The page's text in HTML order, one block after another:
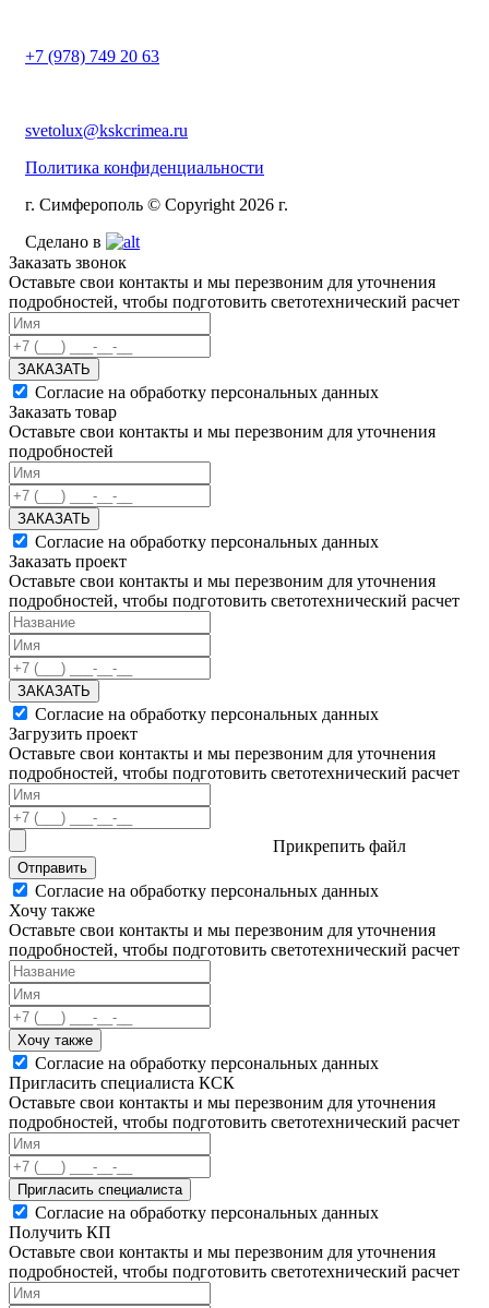
+7 (978) 749 20 63
svetolux@kskcrimea.ru
Политика конфиденциальности
г. Симферополь © Copyright 2026 г.
Сделано в
Заказать звонок
Оставьте свои контакты и мы перезвоним для уточнения
подробностей, чтобы подготовить светотехнический расчет
ЗАКАЗАТЬ
Согласие на обработку персональных данных
Заказать товар
Оставьте свои контакты и мы перезвоним для уточнения
подробностей
ЗАКАЗАТЬ
Согласие на обработку персональных данных
Заказать проект
Оставьте свои контакты и мы перезвоним для уточнения
подробностей, чтобы подготовить светотехнический расчет
ЗАКАЗАТЬ
Согласие на обработку персональных данных
Загрузить проект
Оставьте свои контакты и мы перезвоним для уточнения
подробностей, чтобы подготовить светотехнический расчет
Прикрепить файл
Отправить
Согласие на обработку персональных данных
Хочу также
Оставьте свои контакты и мы перезвоним для уточнения
подробностей, чтобы подготовить светотехнический расчет
Хочу также
Согласие на обработку персональных данных
Пригласить специалиста КСК
Оставьте свои контакты и мы перезвоним для уточнения
подробностей, чтобы подготовить светотехнический расчет
Пригласить специалиста
Согласие на обработку персональных данных
Получить КП
Оставьте свои контакты и мы перезвоним для уточнения
подробностей, чтобы подготовить светотехнический расчет